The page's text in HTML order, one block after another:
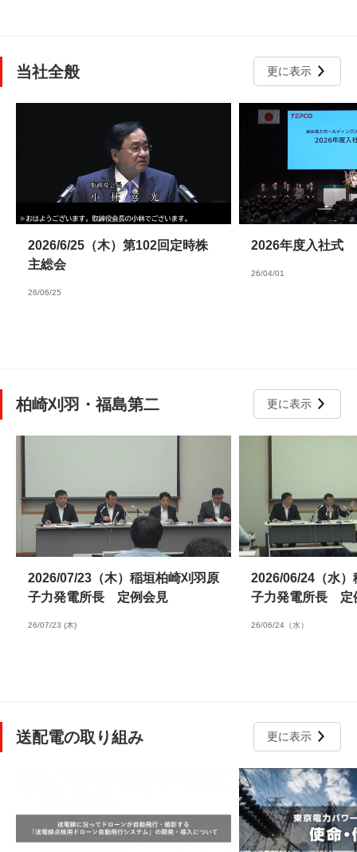
当社全般 更に表示
2026/6/25（木）第102回定時株
主総会
26/06/25
2026年度入社式
26/04/01
柏崎刈羽・福島第二 更に表示
2026/07/23（木）稲垣柏崎刈羽原
子力発電所長 定例会見
26/07/23 (木)
2026/06/24（水
子力発電所長 定
26/06/24（水）
送配電の取り組み 更に表示